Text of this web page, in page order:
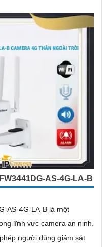
AS-4G-LA-B
AS-4G-LA-B là một
lĩnh vực camera an ninh.
người dùng giám sát